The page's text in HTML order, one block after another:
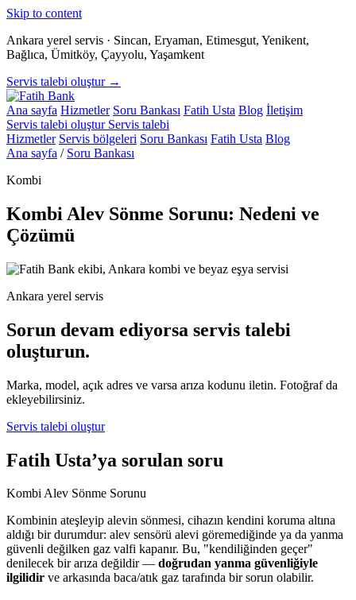
Skip to content
Ankara yerel servis · Sincan, Eryaman, Etimesgut, Yenikent,
Bağlıca, Ümitköy, Çayyolu, Yaşamkent
Servis talebi oluştur →
Ana sayfa Hizmetler Soru Bankası Fatih Usta Blog İletişim
Servis talebi oluştur Servis talebi
Hizmetler Servis bölgeleri Soru Bankası Fatih Usta Blog
Ana sayfa / Soru Bankası
Kombi
Kombi Alev Sönme Sorunu: Nedeni ve
Çözümü
Ankara yerel servis
Sorun devam ediyorsa servis talebi
oluşturun.
Marka, model, açık adres ve varsa arıza kodunu iletin. Fotoğraf da
ekleyebilirsiniz.
Servis talebi oluştur
Fatih Usta’ya sorulan soru
Kombi Alev Sönme Sorunu
Kombinin ateşleyip alevin sönmesi, cihazın kendini koruma altına
aldığı bir durumdur: alev sensörü alevi göremediğinde ya da yanma
güvenli değilken gaz valfi kapanır. Bu, "kendiliğinden geçer"
denilecek bir arıza değildir — doğrudan yanma güvenliğiyle
ilgilidir ve arkasında baca/atık gaz tarafında bir sorun olabilir.